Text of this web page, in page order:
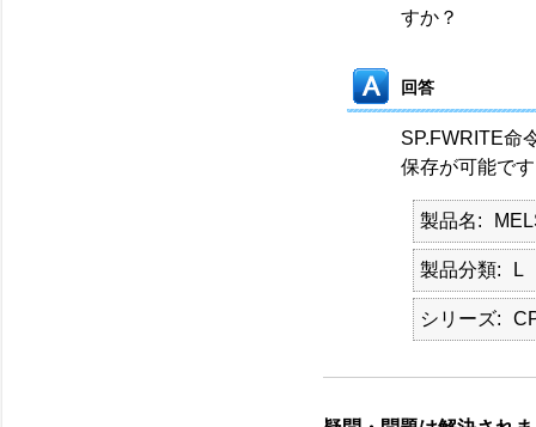
すか？
回答
SP.FWRITE命
保存が可能で
製品名
製品分類 L
シリーズ